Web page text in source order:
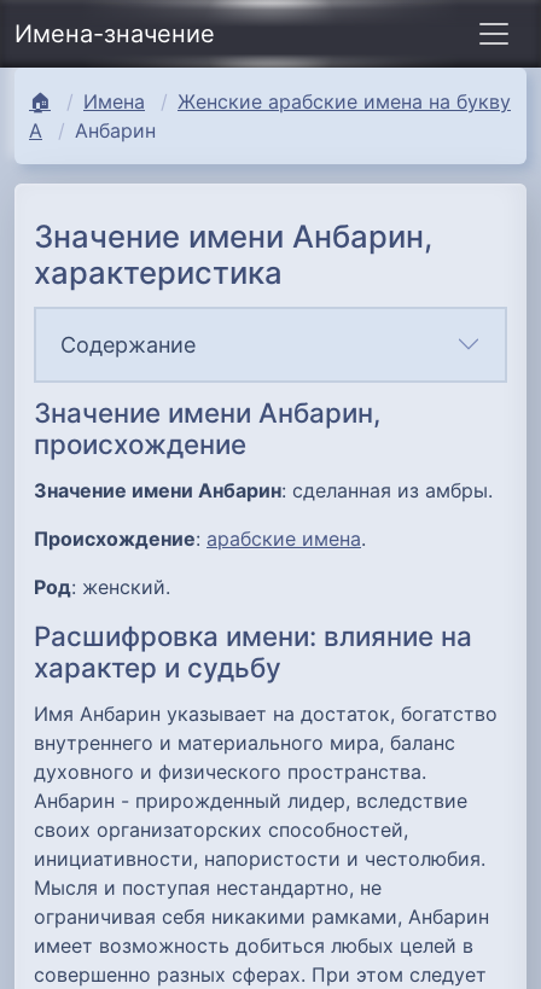
Имена-значение
🏠 Имена
Женские арабские имена на букву
А
Анбарин
Значение имени Анбарин,
характеристика
Содержание
Значение имени Анбарин,
происхождение
Значение имени Анбарин: сделанная из амбры.
Происхождение: арабские имена.
Род: женский.
Расшифровка имени: влияние на
характер и судьбу
Имя Анбарин указывает на достаток, богатство
внутреннего и материального мира, баланс
духовного и физического пространства.
Анбарин - прирожденный лидер, вследствие
своих организаторских способностей,
инициативности, напористости и честолюбия.
Мысля и поступая нестандартно, не
ограничивая себя никакими рамками, Анбарин
имеет возможность добиться любых целей в
совершенно разных сферах. При этом следует